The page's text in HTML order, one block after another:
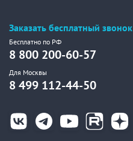
Заказать бесплатный звонок
Бесплатно по РФ
8 800 200-60-57
Для Москвы
8 499 112-44-50